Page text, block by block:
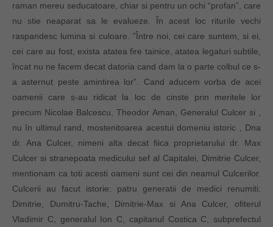
raman mereu seducatoare, chiar si pentru un ochi “profan”, care
nu stie neaparat sa le evalueze. În acest loc riturile vechi
raspandesc lumina si culoare. ”Între noi, cei care suntem, si ei,
cei care au fost, exista atatea fire tainice, atatea legaturi subtile,
încat nu ne facem decat datoria cand dam la o parte colbul ce s-
a asternut peste amintirea lor”. Cand aducem vorba de acei
oamenii care s-au ridicat la loc de cinste prin meritele lor
precum Nicolae Balcescu, Theodor Aman, Generalul Culcer si ,
nu în ultimul rand, mostenitoarea acestui domeniu istoric , Dna
dr. Ana Culcer, nimeni alta decat fiica proprietarului dr. Max
Culcer si stranepoata medicului sef al Capitalei, Dimitrie Culcer,
mentionam ca toti acesti oameni sunt cei din neamul Culcerilor.
Culcerii au facut istorie: patru generatii de medici renumiti:
Dimitrie, Dumitru-Tache, Dimitrie-Max si Ana Culcer, ofiterul
Vladimir C, generalul Ion C, capitanul Costica C, subprefectul